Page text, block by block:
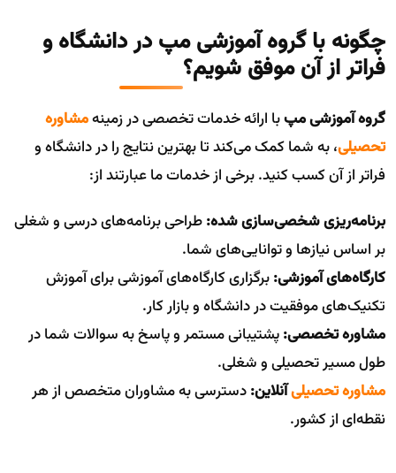
چگونه با گروه آموزشی مپ در دانشگاه و
فراتر از آن موفق شویم؟
گروه آموزشی مپبا ارائه خدمات تخصصی در زمینهمشاوره
تحصیلی، به شما کمک می‌کند تا بهترین نتایج را در دانشگاه و
فراتر از آن کسب کنید. برخی از خدمات ما عبارتند از:
برنامه‌ریزی شخصی‌سازی شده:طراحی برنامه‌های درسی و شغلی
بر اساس نیازها و توانایی‌های شما.
کارگاه‌های آموزشی:برگزاری کارگاه‌های آموزشی برای آموزش
تکنیک‌های موفقیت در دانشگاه و بازار کار.
مشاوره تخصصی:پشتیبانی مستمر و پاسخ به سوالات شما در
طول مسیر تحصیلی و شغلی.
مشاوره تحصیلیآنلاین:دسترسی به مشاوران متخصص از هر
نقطه‌ای از کشور.